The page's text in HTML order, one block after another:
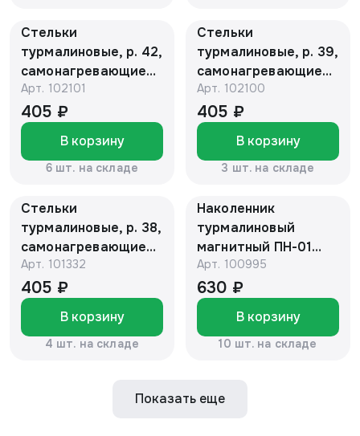
Стельки
турмалиновые, р. 42,
самонагревающиеся
антибактериальные
ССТА-01-05
"Биомаг" (Белые)
Арт. 102101
405 ₽
В корзину
6 шт. на складе
Стельки
турмалиновые, р. 39,
самонагревающиеся
антибактериальные
ССТА-01-05
"Биомаг" (Белые)
Арт. 102100
405 ₽
В корзину
3 шт. на складе
Стельки
турмалиновые, р. 38,
самонагревающиеся
антибактериальные
ССТА-01-05
"Биомаг" (Белые)
Арт. 101332
405 ₽
В корзину
4 шт. на складе
Наколенник
турмалиновый
магнитный ПН-01
"Биомаг"
Арт. 100995
630 ₽
В корзину
10 шт. на складе
Показать еще